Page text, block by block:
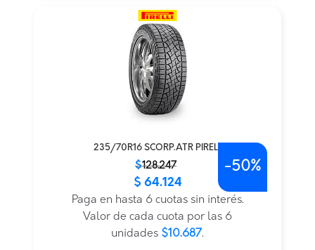
235/70R16 SCORP.ATR PIRELL
$128.247
original
actual
$ 64.124
Paga en hasta 6 cuotas sin interés.
Valor de cada cuota por las 6
unidades $10.687.
-50%